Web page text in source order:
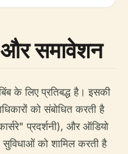
और समावेशन
के लिए प्रतिबद्ध है। इसकी
को संबोधित करती है
प्रदर्शनी), और ऑडियो
सुविधाओं को शामिल करती है